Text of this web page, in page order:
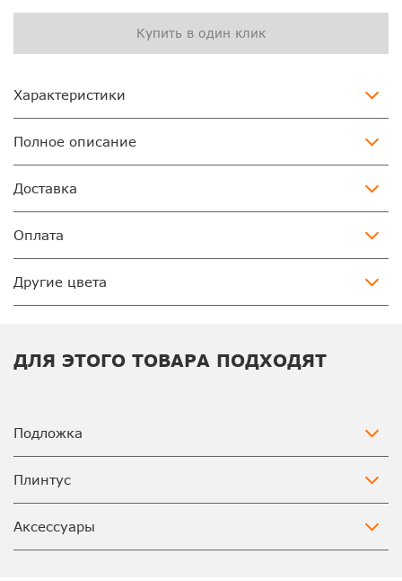
Купить в один клик
Характеристики
Полное описание
Доставка
Оплата
Другие цвета
ДЛЯ ЭТОГО ТОВАРА ПОДХОДЯТ
Подложка
Плинтус
Аксессуары